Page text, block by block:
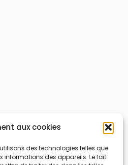
aux cookies
des technologies telles que
informations des appareils. Le fait